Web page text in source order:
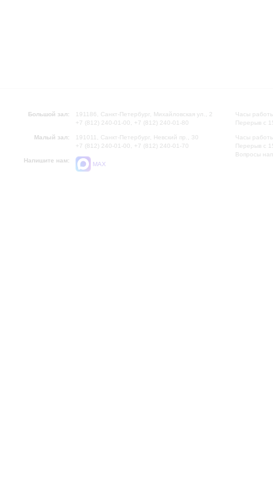
Большой зал:
191186, Санкт-Петербург, Михайловская ул., 2
+7 (812) 240-01-00, +7 (812) 240-01-80
Малый зал:
191011, Санкт-Петербург, Невский пр., 30
+7 (812) 240-01-00, +7 (812) 240-01-70
Напишите нам:
MAX
Часы
Перерыв с
Часы
Перерыв с
Вопросы